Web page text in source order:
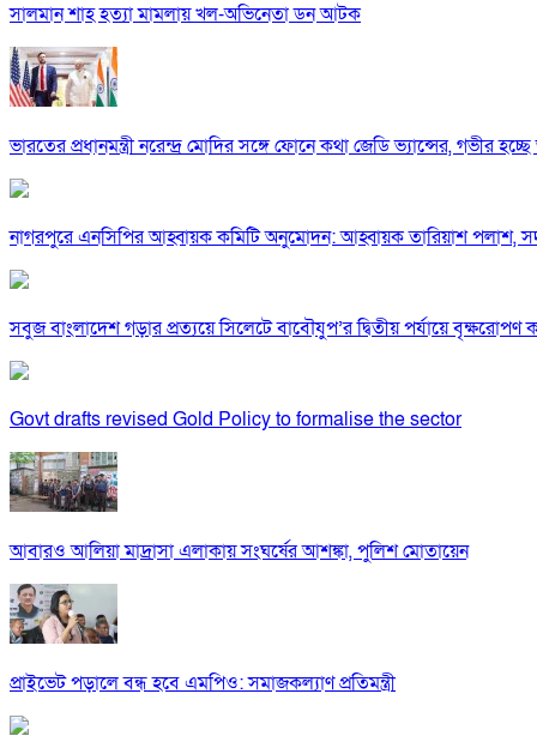
সালমান শাহ হত্যা মামলায় খল-অভিনেতা ডন আটক
ভারতের প্রধানমন্ত্রী নরেন্দ্র মোদির সঙ্গে ফোনে কথা জেডি ভ্যান্সের, গভীর হচ্ছে
নাগরপুরে এনসিপির আহ্বায়ক কমিটি অনুমোদন: আহ্বায়ক তারিয়াশ পলাশ,
সবুজ বাংলাদেশ গড়ার প্রত্যয়ে সিলেটে বাবৌযুপ’র দ্বিতীয় পর্যায়ে বৃক্ষরোপণ
Govt drafts revised Gold Policy to formalise the sector
আবারও আলিয়া মাদ্রাসা এলাকায় সংঘর্ষের আশঙ্কা, পুলিশ মোতায়েন
প্রাইভেট পড়ালে বন্ধ হবে এমপিও: সমাজকল্যাণ প্রতিমন্ত্রী